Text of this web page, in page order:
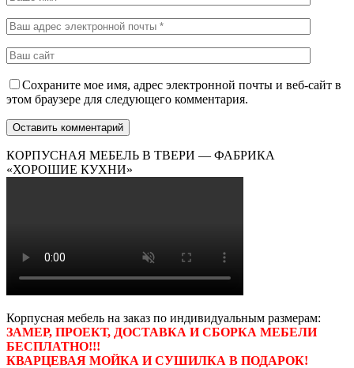
Сохраните мое имя, адрес электронной почты и веб-сайт в
этом браузере для следующего комментария.
КОРПУСНАЯ МЕБЕЛЬ В ТВЕРИ — ФАБРИКА
«ХОРОШИЕ КУХНИ»
Корпусная мебель на заказ по индивидуальным размерам:
ЗАМЕР, ПРОЕКТ, ДОСТАВКА И СБОРКА МЕБЕЛИ
БЕСПЛАТНО!!!
КВАРЦЕВАЯ МОЙКА И СУШИЛКА В ПОДАРОК!